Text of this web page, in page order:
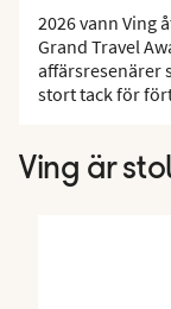
2026 vann Ving
Grand Travel
affärsresenärer
stort tack för
Ving är